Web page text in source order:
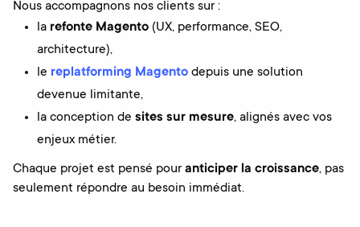
Nous accompagnons nos clients sur :
la refonte Magento (UX, performance, SEO,
architecture),
le replatforming Magento depuis une solution
devenue limitante,
la conception de sites sur mesure, alignés avec vos
enjeux métier.
Chaque projet est pensé pour anticiper la croissance, pas
seulement répondre au besoin immédiat.